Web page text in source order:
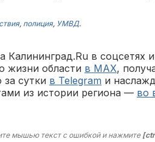
, полиция, УМВД.
Калининград.Ru в соцсетях
жизни области в MAX,
сутки в Telegram и
из истории региона — во
мышью текст с ошибкой и нажмите